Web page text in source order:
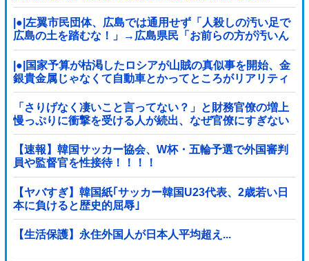
|●|左翼市民団体、広島では通用せず「人殺しの汚い足で
広島の土を踏むな！」→広島県民「お前らの方が汚いん
じゃ！」「ワシらが広島県民じゃ」
|●|国家予算が枯渇したロシアが山賊の真似事を開始、金
銀貴金属じゃなくて自動車とかってところがリアリティ
ありすぎる……
「さりげなく凄いこと言ってない？」と財務官僚の増上
慢っぷりに衝撃を受ける人が続出、なぜ官僚にすぎない
財務省が……
【速報】韓国サッカー協会、W杯・五輪予選で外国審判
員や監督官を性接待！！！！
【ヤバすぎ】韓国紙｢サッカー韓国U23代表、2歳若い日
本に負けると歴史的屈辱｣
【生活保護】永住外国人が日本人平均超え...